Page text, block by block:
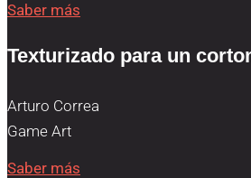
Saber más
Texturizado para un
Arturo Correa
Game Art
Saber más